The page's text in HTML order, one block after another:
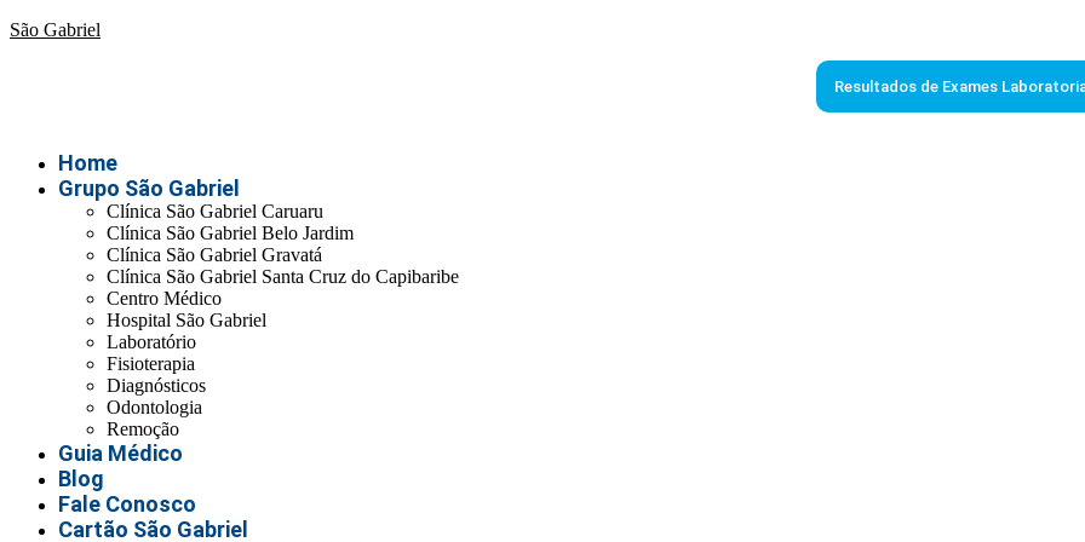
São Gabriel
Resultados de Exames
Home
Grupo São Gabriel
Clínica São Gabriel Caruaru
Clínica São Gabriel Belo Jardim
Clínica São Gabriel Gravatá
Clínica São Gabriel Santa Cruz do Capibaribe
Centro Médico
Hospital São Gabriel
Laboratório
Fisioterapia
Diagnósticos
Odontologia
Remoção
Guia Médico
Blog
Fale Conosco
Cartão São Gabriel